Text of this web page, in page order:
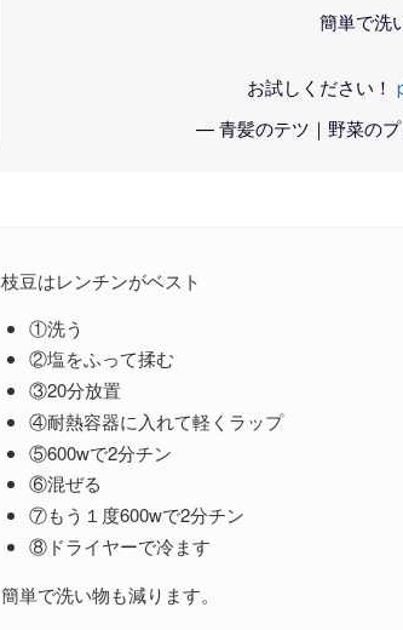
簡単で洗
お試しください！
— 青髪のテツ｜野菜のプ
枝豆はレンチンがベスト
①洗う
②塩をふって揉む
③20分放置
④耐熱容器に入れて軽くラップ
⑤600wで2分チン
⑥混ぜる
⑦もう１度600wで2分チン
⑧ドライヤーで冷ます
簡単で洗い物も減ります。